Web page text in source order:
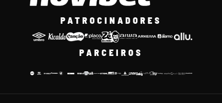
PATROCINADORES
PARCEIROS